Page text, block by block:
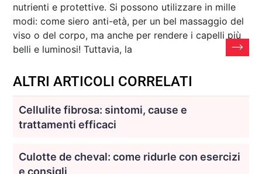
nutrienti e protettive. Si possono utilizzare in mille
modi: come siero anti-età, per un bel massaggio del
viso o del corpo, ma anche per rendere i capelli più
belli e luminosi! Tuttavia, la
ALTRI ARTICOLI CORRELATI
Cellulite fibrosa: sintomi, cause e
trattamenti efficaci
Culotte de cheval: come ridurle con esercizi
e consigli